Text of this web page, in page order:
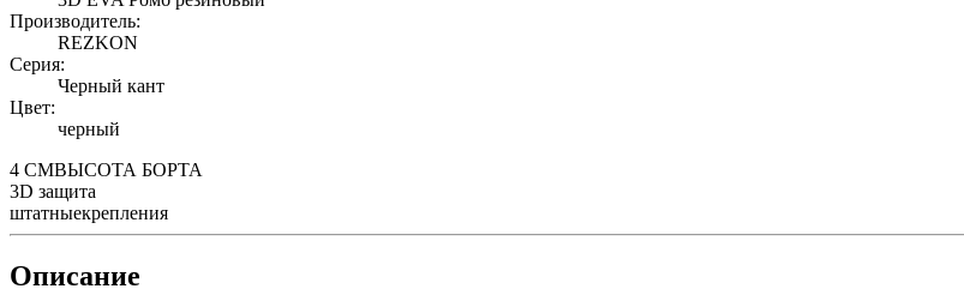
Производитель:
REZKON
Серия:
Черный кант
Цвет:
черный
4 СМВЫСОТА БОРТА
3D защита
штатныекрепления
Описание